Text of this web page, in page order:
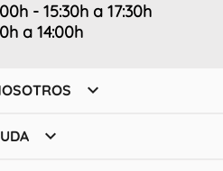
- 15:30h a 17:30h
a 14:00h

